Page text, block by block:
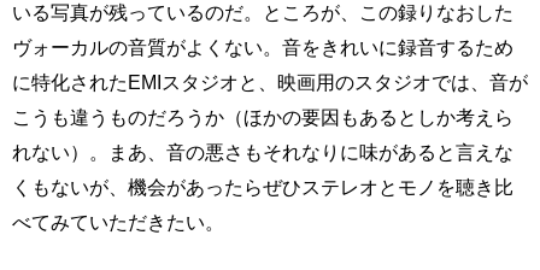
いる写真が残っているのだ。ところが、この録りなおした
ヴォーカルの音質がよくない。音をきれいに録音するため
に特化されたEMIスタジオと、映画用のスタジオでは、音が
こうも違うものだろうか（ほかの要因もあるとしか考えら
れない）。まあ、音の悪さもそれなりに味があると言えな
くもないが、機会があったらぜひステレオとモノを聴き比
べてみていただきたい。